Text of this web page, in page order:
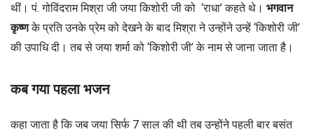
थीं। पं. गोविंदराम मिश्रा जी जया किशोरी जी को ‘राधा’ कहते थे। भगवान
कृष्णके प्रति उनके प्रेम को देखने के बाद मिश्रा ने उन्होंने उन्हें ‘किशोरी जी’
की उपाधि दी। तब से जया शर्मा को ‘किशोरी जी’ के नाम से जाना जाता है।
कब गया पहला भजन
कहा जाता है कि जब जया सिर्फ 7 साल की थी तब उन्होंने पहली बार बसंत